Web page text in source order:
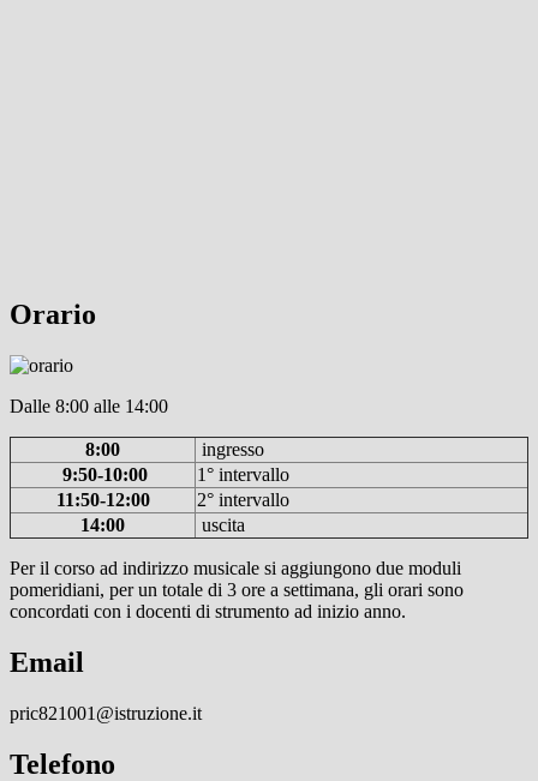
Orario
Dalle 8:00 alle 14:00
8:00
ingresso
9:50-10:00
1° intervallo
11:50-12:00
2° intervallo
14:00
uscita
Per il corso ad indirizzo musicale si aggiungono due moduli
pomeridiani, per un totale di 3 ore a settimana, gli orari sono
concordati con i docenti di strumento ad inizio anno.
Email
pric821001@istruzione.it
Telefono